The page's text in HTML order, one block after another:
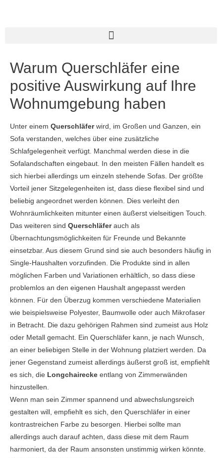
Warum Querschläfer eine
positive Auswirkung auf Ihre
Wohnumgebung haben
Unter einem Querschläferwird, im Großen und Ganzen, ein
Sofa verstanden, welches über eine zusätzliche
Schlafgelegenheit verfügt. Manchmal werden diese in die
Sofalandschaften eingebaut. In den meisten Fällen handelt es
sich hierbei allerdings um einzeln stehende Sofas. Der größte
Vorteil jener Sitzgelegenheiten ist, dass diese flexibel sind und
beliebig angeordnet werden können. Dies verleiht den
Wohnräumlichkeiten mitunter einen äußerst vielseitigen Touch.
Das weiteren sind Querschläferauch als
Übernachtungsmöglichkeiten für Freunde und Bekannte
einsetzbar. Aus diesem Grund sind sie auch besonders häufig in
Single-Haushalten vorzufinden. Die Produkte sind in allen
möglichen Farben und Variationen erhältlich, so dass diese
problemlos an den eigenen Haushalt angepasst werden
können. Für den Überzug kommen verschiedene Materialien
wie beispielsweise Polyester, Baumwolle oder auch Mikrofaser
in Betracht. Die dazu gehörigen Rahmen sind zumeist aus Holz
oder Metall gemacht. Ein Querschläfer kann, je nach Wunsch,
an einer beliebigen Stelle in der Wohnung platziert werden. Da
jener Gegenstand zumeist allerdings äußerst groß ist, empfiehlt
es sich, die Longchairecke entlang von Zimmerwänden
hinzustellen.
Wenn man sein Zimmer spannend und abwechslungsreich
gestalten will, empfiehlt es sich, den Querschläfer in einer
kontrastreichen Farbe zu besorgen. Hierbei sollte man
allerdings auch darauf achten, dass diese mit dem Raum
harmoniert, da der Raum ansonsten unstimmig wirken könnte.